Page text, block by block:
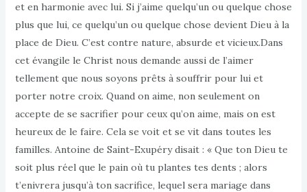
et en harmonie avec lui. Si j’aime quelqu’un ou quelque chose
plus que lui, ce quelqu’un ou quelque chose devient Dieu à la
place de Dieu. C’est contre nature, absurde et vicieux.Dans
cet évangile le Christ nous demande aussi de l’aimer
tellement que nous soyons prêts à souffrir pour lui et
porter notre croix. Quand on aime, non seulement on
accepte de se sacrifier pour ceux qu’on aime, mais on est
heureux de le faire. Cela se voit et se vit dans toutes les
familles. Antoine de Saint-Exupéry disait : « Que ton Dieu te
soit plus réel que le pain où tu plantes tes dents ; alors
t’enivrera jusqu’à ton sacrifice, lequel sera mariage dans